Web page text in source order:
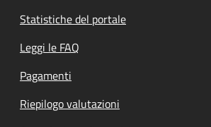
Statistiche del portale
Leggi le FAQ
Pagamenti
Riepilogo valutazioni